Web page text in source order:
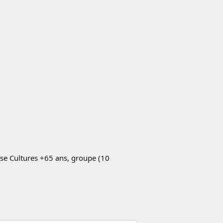
Cultures +65 ans, groupe (10